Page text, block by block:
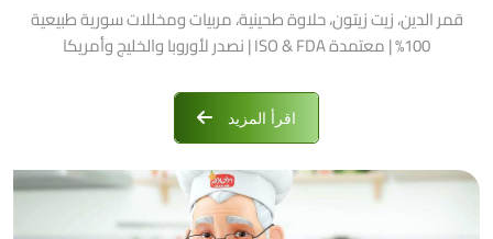
قمر الدين، زيت زيتون، حلاوة طحينية، مربيات ومخللات سورية طبيعية
100% | معتمدة ISO & FDA | نصدر لأوروبا والخليج وأمريكا
اقرأ المزيد